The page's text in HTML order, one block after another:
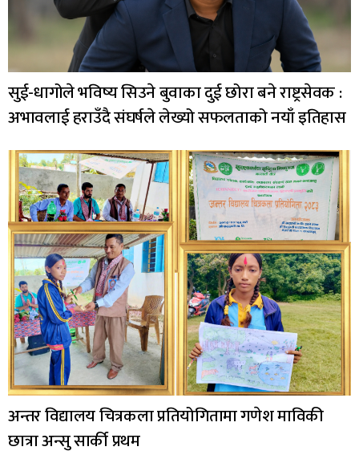
सुई-धागोले भविष्य सिउने बुवाका दुई छोरा बने राष्ट्रसेवक :
अभावलाई हराउँदै संघर्षले लेख्यो सफलताको नयाँ इतिहास
अन्तर विद्यालय चित्रकला प्रतियोगितामा गणेश माविकी
छात्रा अन्सु सार्की प्रथम